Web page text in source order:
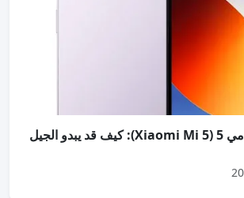
تسريبات شاومي مي 5 (Xiaomi Mi 5): كيف قد يبدو الجيل